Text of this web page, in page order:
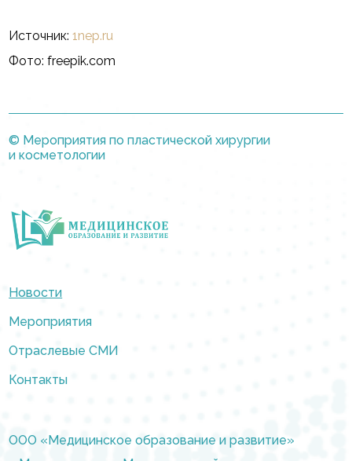
Источник:1nep.ru
Фото: freepik.com
© Мероприятия по пластической хирургии
и косметологии
Новости
Мероприятия
Отраслевые СМИ
Контакты
ООО «Медицинское образование и развитие»